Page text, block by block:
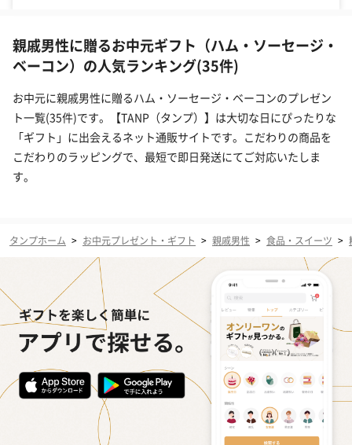
親戚男性に贈るお中元ギフト（ハム・ソーセージ・
ベーコン）の人気ランキング(35件)
お中元に親戚男性に贈るハム・ソーセージ・ベーコンのプレゼン
ト一覧(35件)です。【TANP（タンプ）】は大切な日にぴったりな
「ギフト」に出会えるネット通販サイトです。こだわりの商品を
こだわりのラッピングで、最短で即日発送にてご対応いたしま
す。
タンプホーム > お中元プレゼント・ギフト > 親戚男性 > 食品・スイーツ >